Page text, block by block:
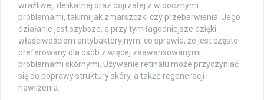
wrażliwej, delikatnej oraz dojrzałej z widocznymi
problemami, takimi jak zmarszczki czy przebarwienia. Jego
działanie jest szybsze, a przy tym łagodniejsze dzięki
właściwościom antybakteryjnym, co sprawia, że jest często
preferowany dla osób z więcej zaawansowanymi
problemami skórnymi. Używanie retinalu może przyczyniać
się do poprawy struktury skóry, a także regeneracji i
nawilżenia.